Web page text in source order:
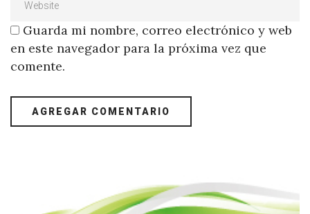
Guarda mi nombre, correo electrónico y web
en este navegador para la próxima vez que
comente.